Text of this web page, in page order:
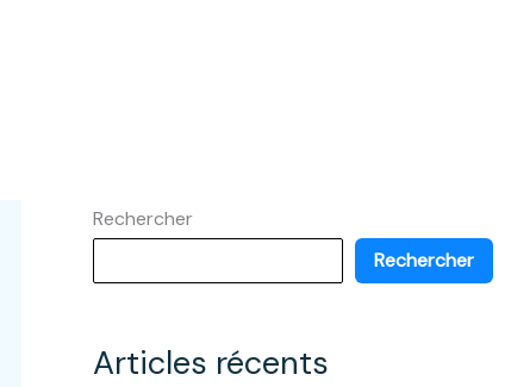
Rechercher
Rechercher
Articles récents